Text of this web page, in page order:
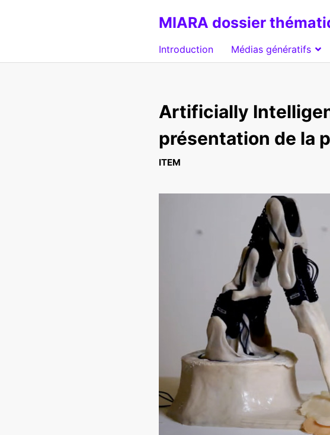
MIARA dossier
Introduction Médias génératifs
Artificially
présentation de la
ITEM